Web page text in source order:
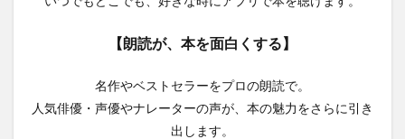
【朗読が、本を面白くする】
名作やベストセラーをプロの朗読で。
人気俳優・声優やナレーターの声が、本の魅力をさらに引き
出します。